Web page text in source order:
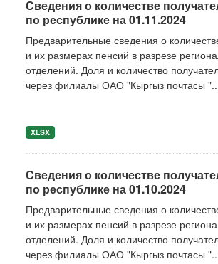
Сведения о количестве
по республике на 01.11.2024
Предварительные сведения о
и их размерах пенсий в разрезе
отделений. Доля и количество
через филиалы ОАО "Кыргыз почтасы
XLSX
Сведения о количестве
по республике на 01.10.2024
Предварительные сведения о
и их размерах пенсий в разрезе
отделений. Доля и количество
через филиалы ОАО "Кыргыз почтасы